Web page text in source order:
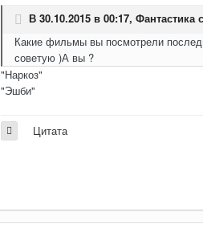
В 30.10.2015 в 00:17, Фантастика
Какие фильмы вы посмотрели
советую )А вы ?
"Наркоз"
"Эшби"
Цитата